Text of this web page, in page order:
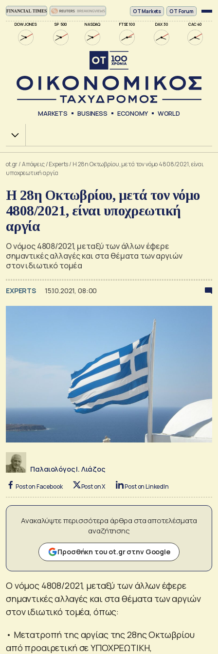
DOW JONES SP 500 NASDAQ FTSE 100 DAX 30 CAC 40
ΟΤ Markets OT Forum
MARKETS BUSINESS ECONOMY WORLD
Χ.Α.
ot.gr/Απόψεις/Experts/ Η 28η Οκτωβρίου, μετά τον νόμο 4808/2021, είναι
υποχρεωτική αργία
Η 28η Οκτωβρίου, μετά τον νόμο
4808/2021, είναι υποχρεωτική
αργία
Ο νόμος 4808/2021, μεταξύ των άλλων έφερε
σημαντικές αλλαγές και στα θέματα των αργιών
στον ιδιωτικό τομέα
EXPERTS 15.10.2021, 08:00
Παλαιολόγος Ι. Λιάζος
Post on Facebook Post on X Post on LinkedIn
Ανακαλύψτε περισσότερα άρθρα στα αποτελέσματα
αναζήτησης
Προσθήκη του ot.gr στην Google
Ο νόμος 4808/2021, μεταξύ των άλλων έφερε
σημαντικές αλλαγές και στα θέματα των αργιών
στον ιδιωτικό τομέα, όπως:
• Μετατροπή της αργίας της 28ης Οκτωβρίου
από προαιρετική σε ΥΠΟΧΡΕΩΤΙΚΗ,